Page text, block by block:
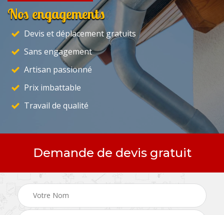
Nos engagements
Devis et déplacement gratuits
Sans engagement
Artisan passionné
Prix imbattable
Travail de qualité
Demande de devis gratuit